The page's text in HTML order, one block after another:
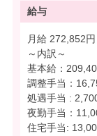
給与
月給 272,852円
～内訳～
基本給：
調整手当：
処遇手当 :
夜勤手当：
住宅手当: